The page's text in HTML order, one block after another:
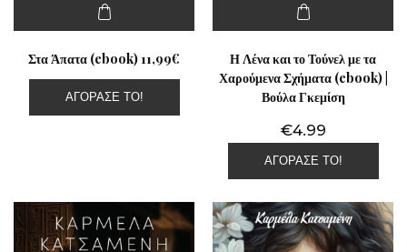
Στα Άπατα (ebook) 11,99€
ΑΓΌΡΑΣΕ ΤΟ!
Η Λένα και το Τούνελ με τα
Χαρούμενα Σχήματα (ebook) |
Βούλα Γκεμίση
€4.99
ΑΓΌΡΑΣΕ ΤΟ!